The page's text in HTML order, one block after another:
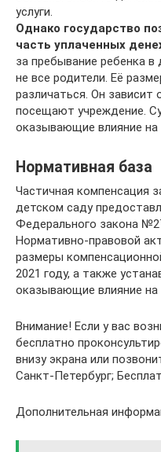
услуги.
Однако государство
часть уплаченных
за пребывание ребенка
не все родители. Её
различаться. Он зависит
посещают учреждение.
оказывающие влияние на
Нормативная база
Частичная компенсация
детском саду
Федерального закона
Нормативно-правовой
размеры
2021 году, а также
оказывающие влияние
Внимание! Если у вас
бесплатно
внизу экрана или
Санкт-Петербург;
Дополнительная